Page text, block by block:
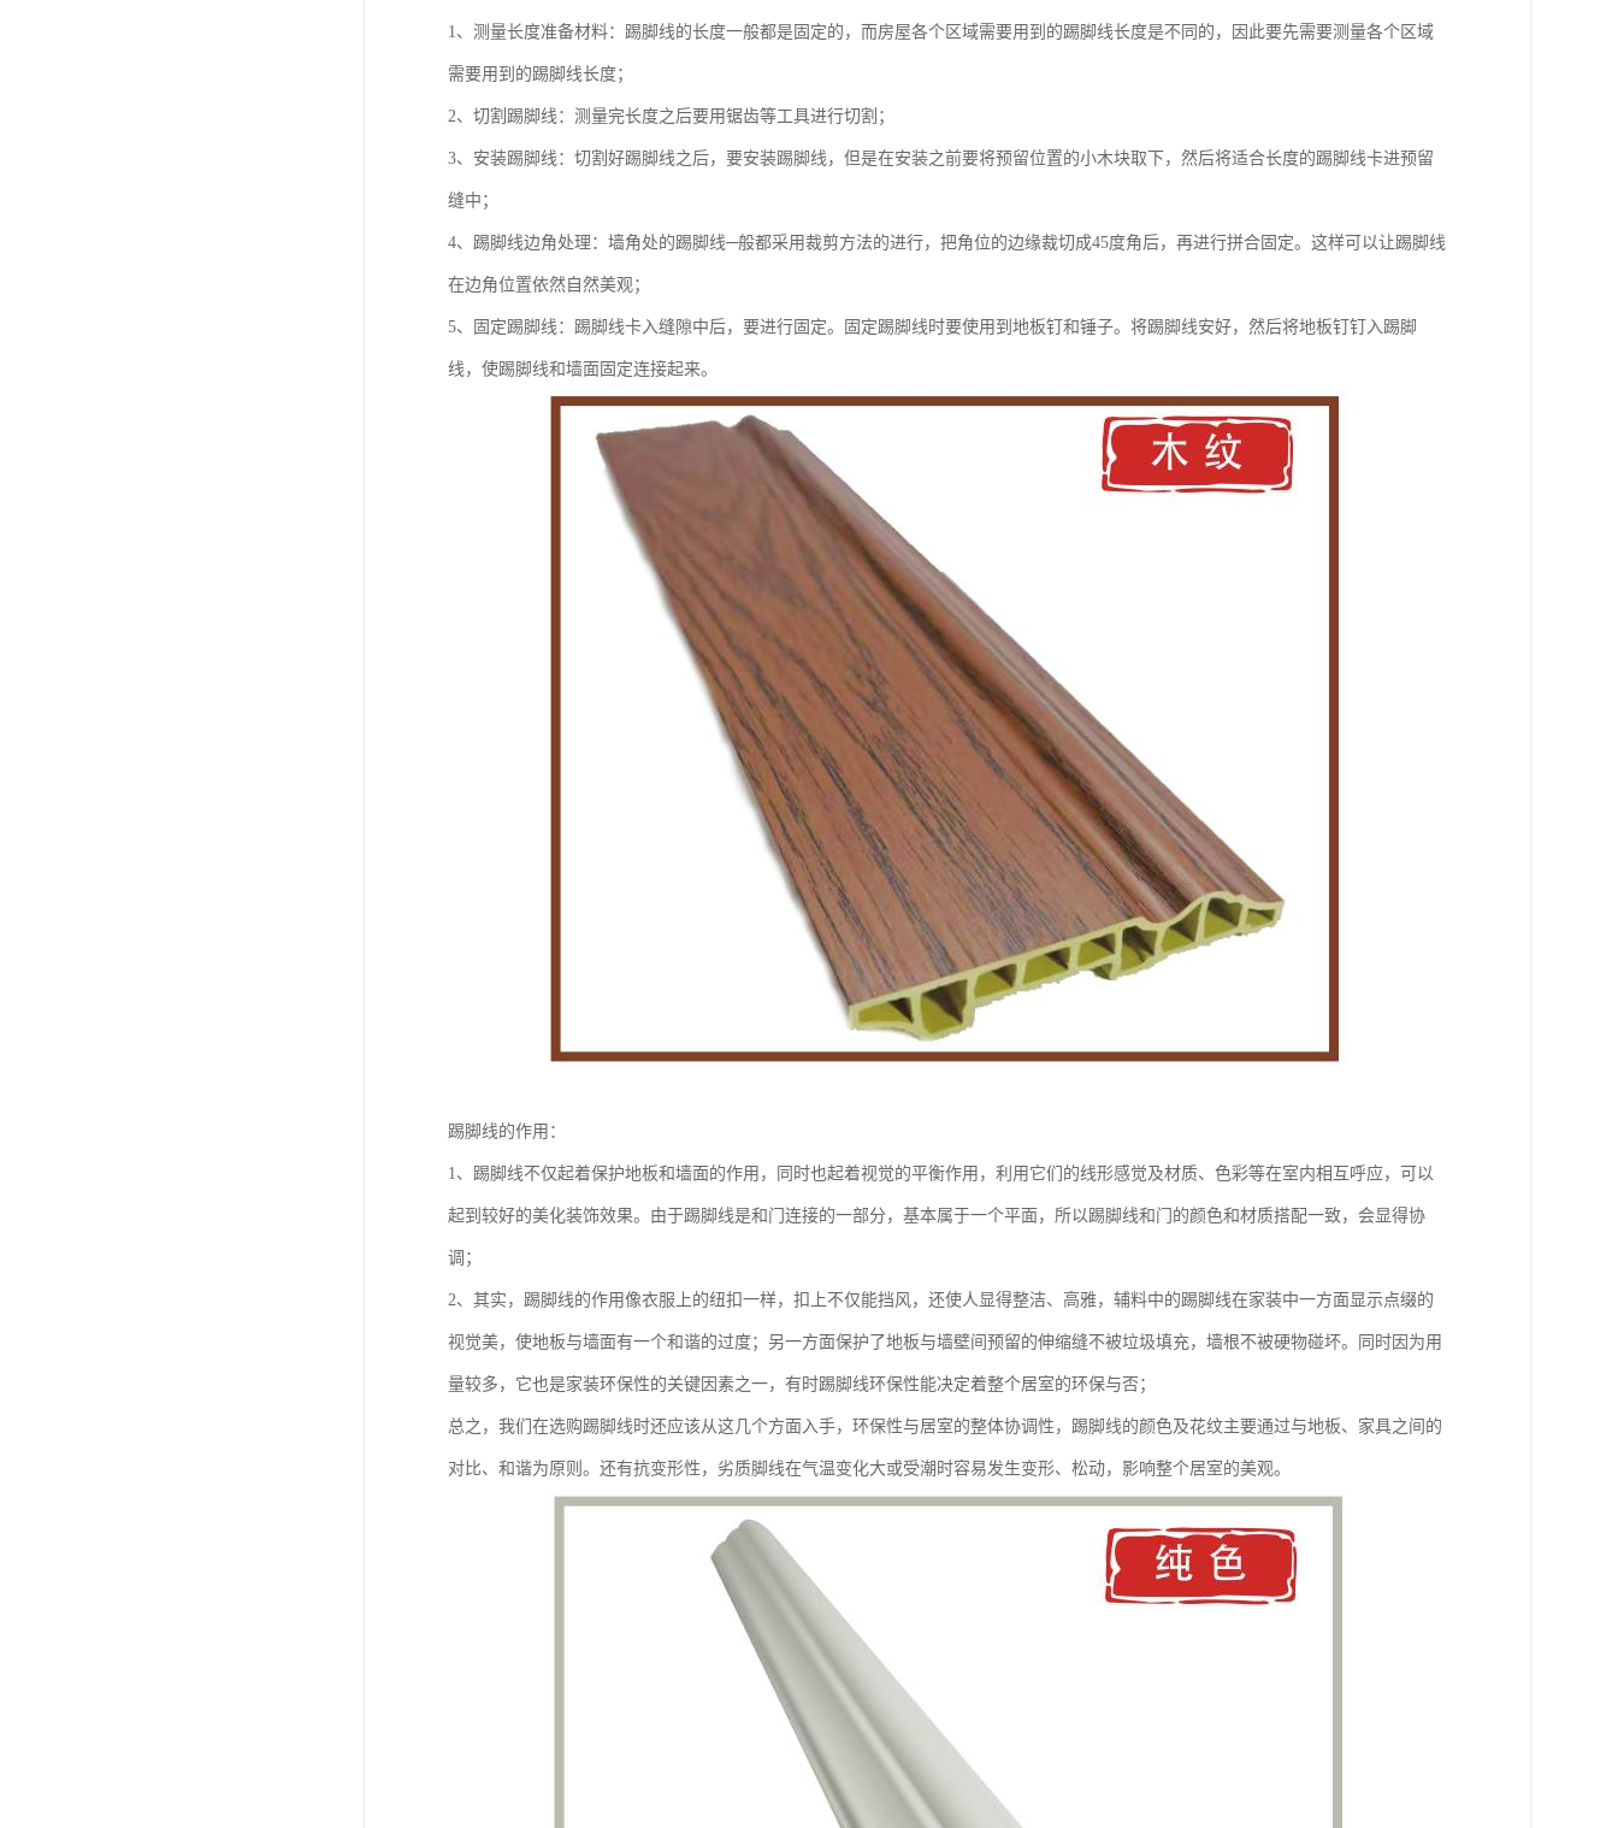
1、测量长度准备材料：踢脚线的长度一般都是固定的，而房屋各个区域需要用到的踢脚线长度是不同的，因此要先需要测量各个区域
需要用到的踢脚线长度；
2、切割踢脚线：测量完长度之后要用锯齿等工具进行切割；
3、安装踢脚线：切割好踢脚线之后，要安装踢脚线，但是在安装之前要将预留位置的小木块取下，然后将适合长度的踢脚线卡进预留
缝中；
4、踢脚线边角处理：墙角处的踢脚线─般都采用裁剪方法的进行，把角位的边缘裁切成45度角后，再进行拼合固定。这样可以让踢脚线
在边角位置依然自然美观；
5、固定踢脚线：踢脚线卡入缝隙中后，要进行固定。固定踢脚线时要使用到地板钉和锤子。将踢脚线安好，然后将地板钉钉入踢脚
线，使踢脚线和墙面固定连接起来。
踢脚线的作用：
1、踢脚线不仅起着保护地板和墙面的作用，同时也起着视觉的平衡作用，利用它们的线形感觉及材质、色彩等在室内相互呼应，可以
起到较好的美化装饰效果。由于踢脚线是和门连接的一部分，基本属于一个平面，所以踢脚线和门的颜色和材质搭配一致，会显得协
调；
2、其实，踢脚线的作用像衣服上的纽扣一样，扣上不仅能挡风，还使人显得整洁、高雅，辅料中的踢脚线在家装中一方面显示点缀的
视觉美，使地板与墙面有一个和谐的过度；另一方面保护了地板与墙壁间预留的伸缩缝不被垃圾填充，墙根不被硬物碰坏。同时因为用
量较多，它也是家装环保性的关键因素之一，有时踢脚线环保性能决定着整个居室的环保与否；
总之，我们在选购踢脚线时还应该从这几个方面入手，环保性与居室的整体协调性，踢脚线的颜色及花纹主要通过与地板、家具之间的
对比、和谐为原则。还有抗变形性，劣质脚线在气温变化大或受潮时容易发生变形、松动，影响整个居室的美观。